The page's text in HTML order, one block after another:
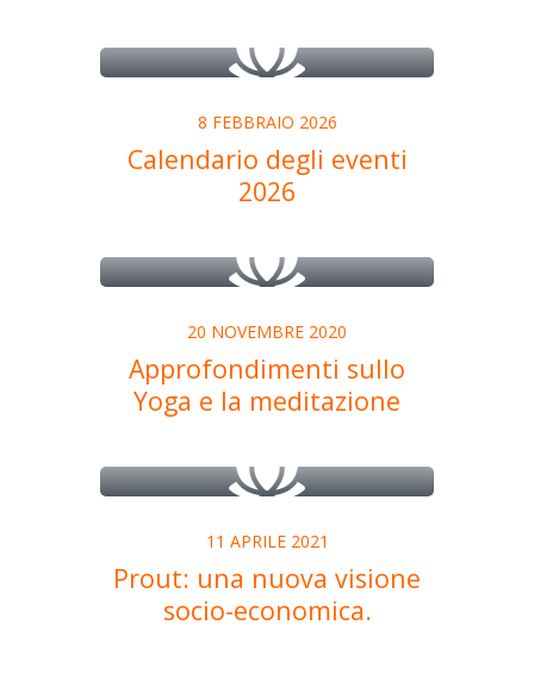
8 FEBBRAIO 2026
Calendario degli eventi
2026
20 NOVEMBRE 2020
Approfondimenti sullo
Yoga e la meditazione
11 APRILE 2021
Prout: una nuova visione
socio-economica.